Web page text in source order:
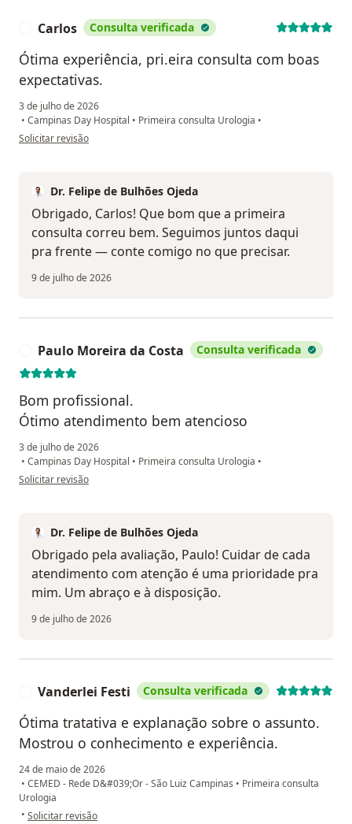
Carlos Consulta verificada
Ótima experiência, pri.eira consulta com boas
expectativas.
3 de julho de 2026
• Campinas Day Hospital • Primeira consulta Urologia •
na opinião do utilizador Carlos
Solicitar revisão
Dr. Felipe de Bulhões Ojeda
Obrigado, Carlos! Que bom que a primeira
consulta correu bem. Seguimos juntos daqui
pra frente — conte comigo no que precisar.
9 de julho de 2026
Paulo Moreira da Costa Consulta verificada
Bom profissional.
Ótimo atendimento bem atencioso
3 de julho de 2026
• Campinas Day Hospital • Primeira consulta Urologia •
na opinião do utilizador Paulo Moreira da Costa
Solicitar revisão
Dr. Felipe de Bulhões Ojeda
Obrigado pela avaliação, Paulo! Cuidar de cada
atendimento com atenção é uma prioridade pra
mim. Um abraço e à disposição.
9 de julho de 2026
Vanderlei Festi Consulta verificada
Ótima tratativa e explanação sobre o assunto.
Mostrou o conhecimento e experiência.
24 de maio de 2026
• CEMED - Rede D&#039;Or - São Luiz Campinas • Primeira consulta
Urologia
• na opinião do utilizador Vanderlei Festi
Solicitar revisão